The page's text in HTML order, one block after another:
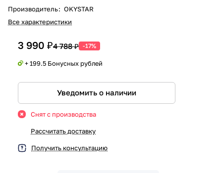
Производитель: OKYSTAR
Все характеристики
3 990 ₽4 788 ₽ -17%
+ 199.5 Бонусных рублей
Уведомить о наличии
Снят с производства
Рассчитать доставку
Получить консультацию